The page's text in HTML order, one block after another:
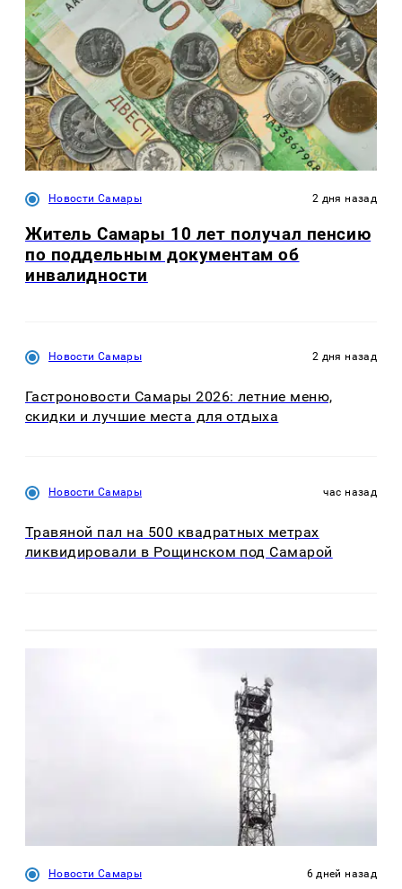
Новости Самары 2 дня назад
Житель Самары 10 лет получал пенсию
по поддельным документам об
инвалидности
Новости Самары 2 дня назад
Гастроновости Самары 2026: летние меню,
скидки и лучшие места для отдыха
Новости Самары час назад
Травяной пал на 500 квадратных метрах
ликвидировали в Рощинском под Самарой
Новости Самары 6 дней назад